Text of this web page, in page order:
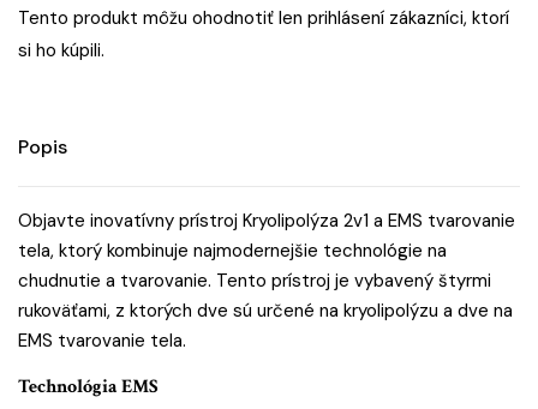
Tento produkt môžu ohodnotiť len prihlásení zákazníci, ktorí
si ho kúpili.
Popis
Objavte inovatívny prístroj Kryolipolýza 2v1 a EMS tvarovanie
tela, ktorý kombinuje najmodernejšie technológie na
chudnutie a tvarovanie. Tento prístroj je vybavený štyrmi
rukoväťami, z ktorých dve sú určené na kryolipolýzu a dve na
EMS tvarovanie tela.
Technológia EMS